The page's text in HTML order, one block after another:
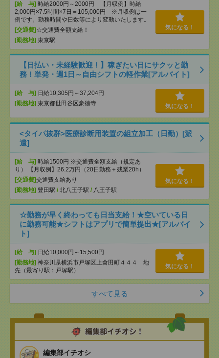
[給 与] 時給2000円～2000円 【月収例】時給
2,000円×7.5時間×7日＝105,000円 ※月収例は一
例です。勤務時間や日数等により変動いたします。
[交通費] ☆交通費全額支給！
[勤務地] 東京駅
気になる！
【日払い・未経験歓迎！】稼ぎたい日にサクッと勤
務！単発・週1日～自由シフトの軽作業[アルバイト]
[給 与] 日給10,305円～37,204円
[勤務地] 東京都世田谷区豪徳寺 気になる！
<タイパ抜群>医療診断用装置の組立加工（日勤）[派
遣]
[給 与] 時給1500円 ※交通費全額支給（規定あ
り） 【月収例】26.2万円（20日勤務＋残業20h）
[交通費]交通費支給あり
[勤務地] 豊田駅 / 北八王子駅 / 八王子駅
気になる！
☆勤務が早く終わっても日当支給！★空いている日
に勤務可能★シフトはアプリで簡単提出★[アルバイ
ト]
[給 与] 日給10,000円～15,500円
[勤務地] 神奈川県横浜市戸塚区上倉田町４４４ 地
先（最寄り駅：戸塚駅）
気になる！
すべて見る
編集部イチオシ